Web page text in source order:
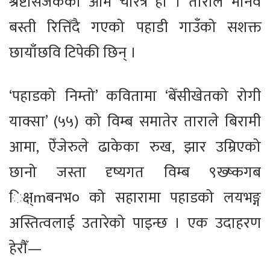
बस्ती रित्तिँदै गएको पहाडी गाउँको सशक्त
छायाँछवि टिपेकी छिन् ।
‘पहाडको निम्तो’ कवितामा ‘बेँसीखेतको रोगी
याक्सा’ (५५) को विम्ब समातेर ताराले बिरामी
आमा, ऐँजेरुले ढाकेका रुख, झार उम्रिएको
छानो जस्ता दृष्यगत विम्ब ९ख्ष्कगब
िक्ष्mबनभ० को सहारामा पहाडको लयभङ्ग
अस्तित्वलाई उतारेको पाइन्छ । एक उदाहरण
हेरौँ—